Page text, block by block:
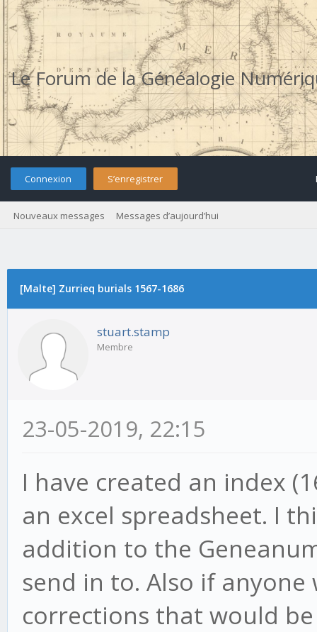
Le Forum de la Généalogie
Connexion S’enregistrer
Nouveaux messages Messages d’aujourd’hui
[Malte] Zurrieq burials 1567-1686
stuart.stamp
Membre
23-05-2019, 22:15
I have created an index
an excel spreadsheet. I
addition to the
send in to. Also if
corrections that would